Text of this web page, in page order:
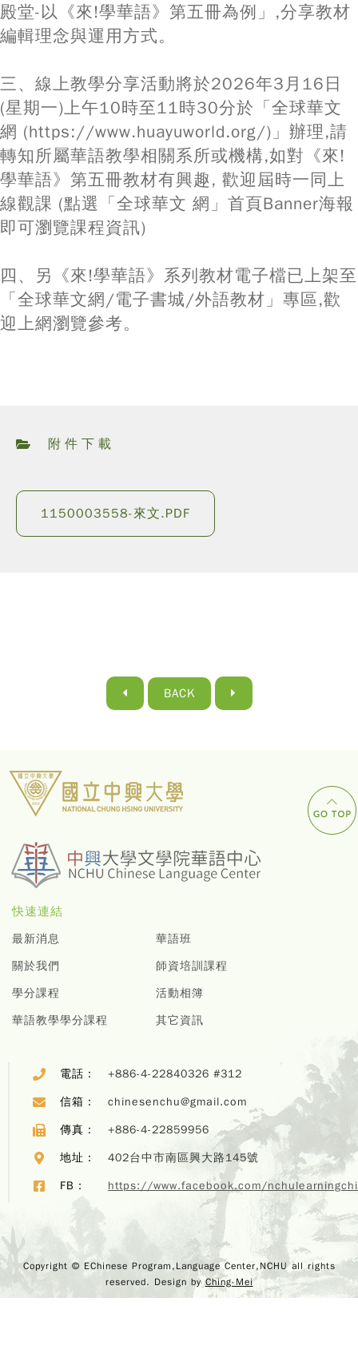
殿堂-以《來!學華語》第五冊為例」,分享教材
編輯理念與運用方式。
三、線上教學分享活動將於2026年3月16日
(星期一)上午10時至11時30分於「全球華文
網 (https://www.huayuworld.org/)」辦理,請
轉知所屬華語教學相關系所或機構,如對《來!
學華語》第五冊教材有興趣, 歡迎屆時一同上
線觀課 (點選「全球華文 網」首頁Banner海報
即可瀏覽課程資訊)
四、另《來!學華語》系列教材電子檔已上架至
「全球華文網/電子書城/外語教材」專區,歡
迎上網瀏覽參考。
附件下載
1150003558-來文.PDF
BACK
快速連結
最新消息
關於我們
學分課程
華語教學學分課程
華語班
師資培訓課程
活動相簿
其它資訊
電話： +886-4-22840326 #312
信箱： chinesenchu@gmail.com
傳真： +886-4-22859956
地址： 402台中市南區興大路145號
FB： https://www.facebook.com/
Copyright © EChinese Program,Language Center,NCHU all rights
reserved. Design byChing-Mei